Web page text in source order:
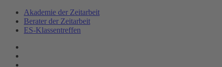
Akademie der Zeitarbeit
Berater der Zeitarbeit
ES-Klassen­treffen